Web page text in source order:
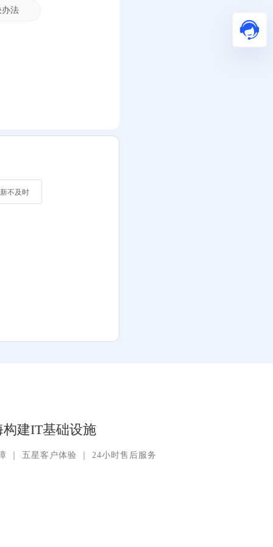
办法
不及时
建IT基础设施
五星客户体验 24小时售后服务